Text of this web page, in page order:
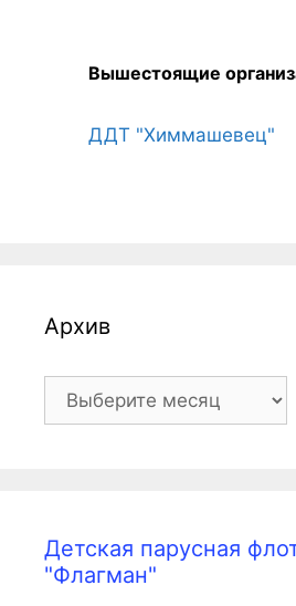
Вышестоящие
ДДТ "Химмашевец"
Архив
Архив
Детская парусная
"Флагман"